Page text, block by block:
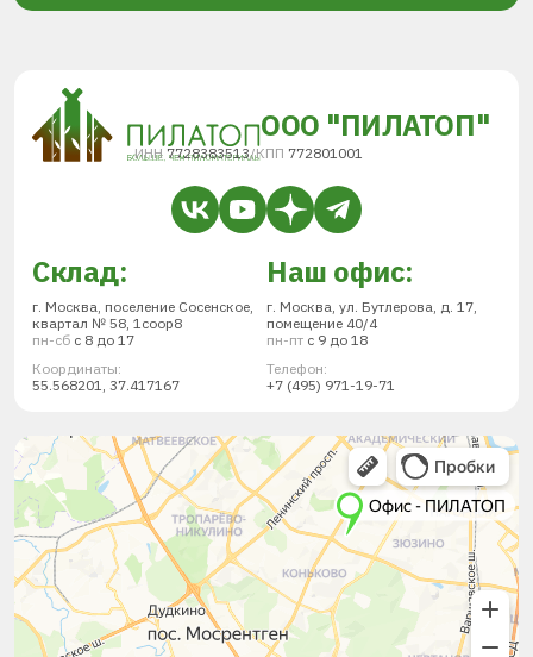
ООО "ПИЛАТОП"
ИНН 7728383513/КПП 772801001
Склад:
г. Москва, поселение Сосенское,
квартал № 58, 1соор8
пн-сб с 8 до 17
Координаты:
55.568201, 37.417167
Наш офис:
г. Москва, ул. Бутлерова, д. 17,
помещение 40/4
пн-пт с 9 до 18
Телефон:
+7 (495) 971-19-71